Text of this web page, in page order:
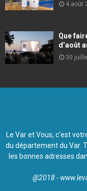
4 août
Que
d’août
30
Le Var et Vous, c'est
du département du Var.
les bonnes adresses
@2018 -